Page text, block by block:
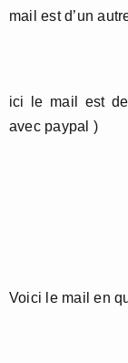
mail est d’un
ici le mail est
avec paypal )
Voici le mail en